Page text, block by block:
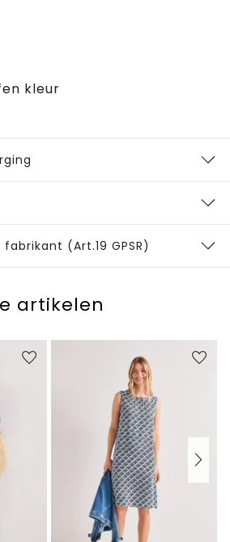
kleur
(Art.19 GPSR)
artikelen